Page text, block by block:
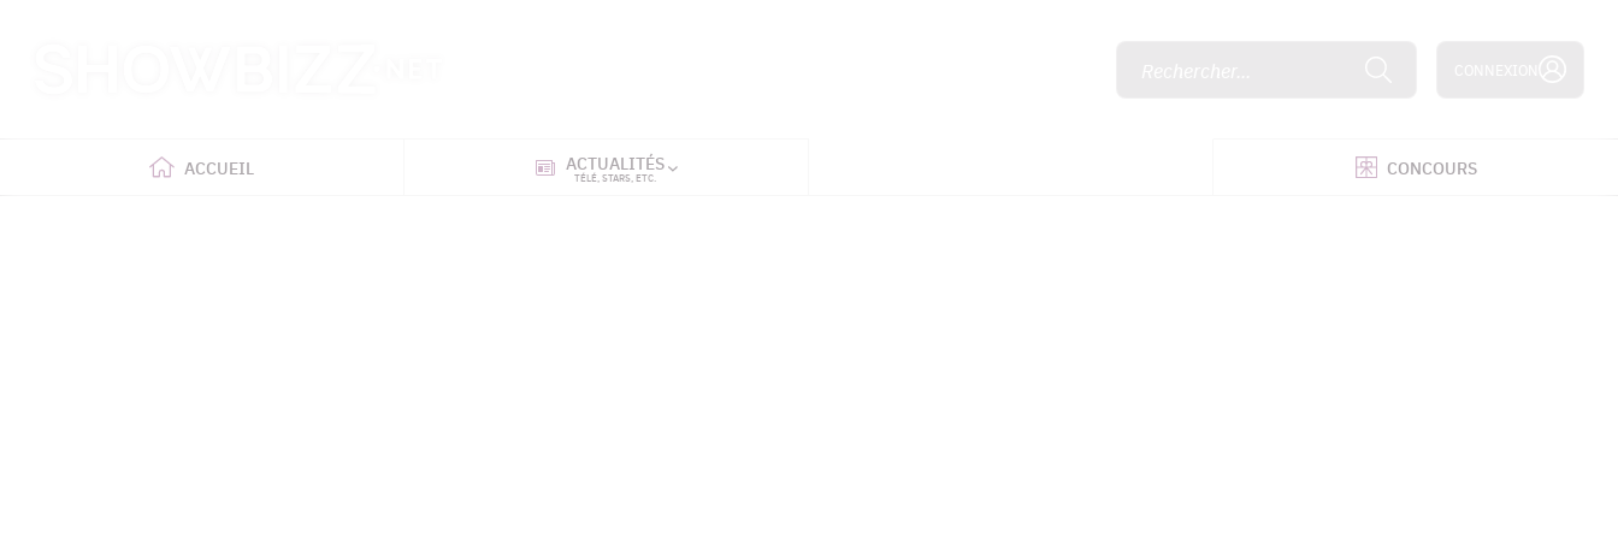
ACCUEIL ACTUALITÉS
TÉLÉ, STARS, ETC. CONCOURS